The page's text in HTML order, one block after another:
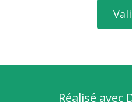
Réalisé avec